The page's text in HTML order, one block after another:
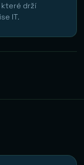
které drží
IT.